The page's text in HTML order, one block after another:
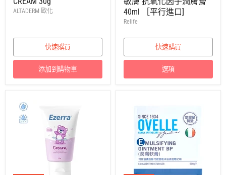
價
ALTADERM 歐化
快速購買
添加到購物車
價
40ml ［平行進口]
Relife
快速購買
選項